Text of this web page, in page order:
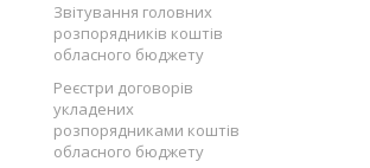
Звітування головних
розпорядників коштів
обласного бюджету
Реєстри договорів
укладених
розпорядниками коштів
обласного бюджету